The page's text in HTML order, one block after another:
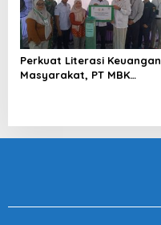
Perkuat Literasi Keuangan
Masyarakat, PT MBK